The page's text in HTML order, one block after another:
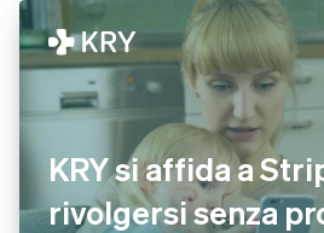
KRY si affida a
rivolgersi senza